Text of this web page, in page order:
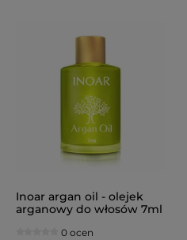
Inoar argan oil - olejek
arganowy do włosów 7ml
0 ocen